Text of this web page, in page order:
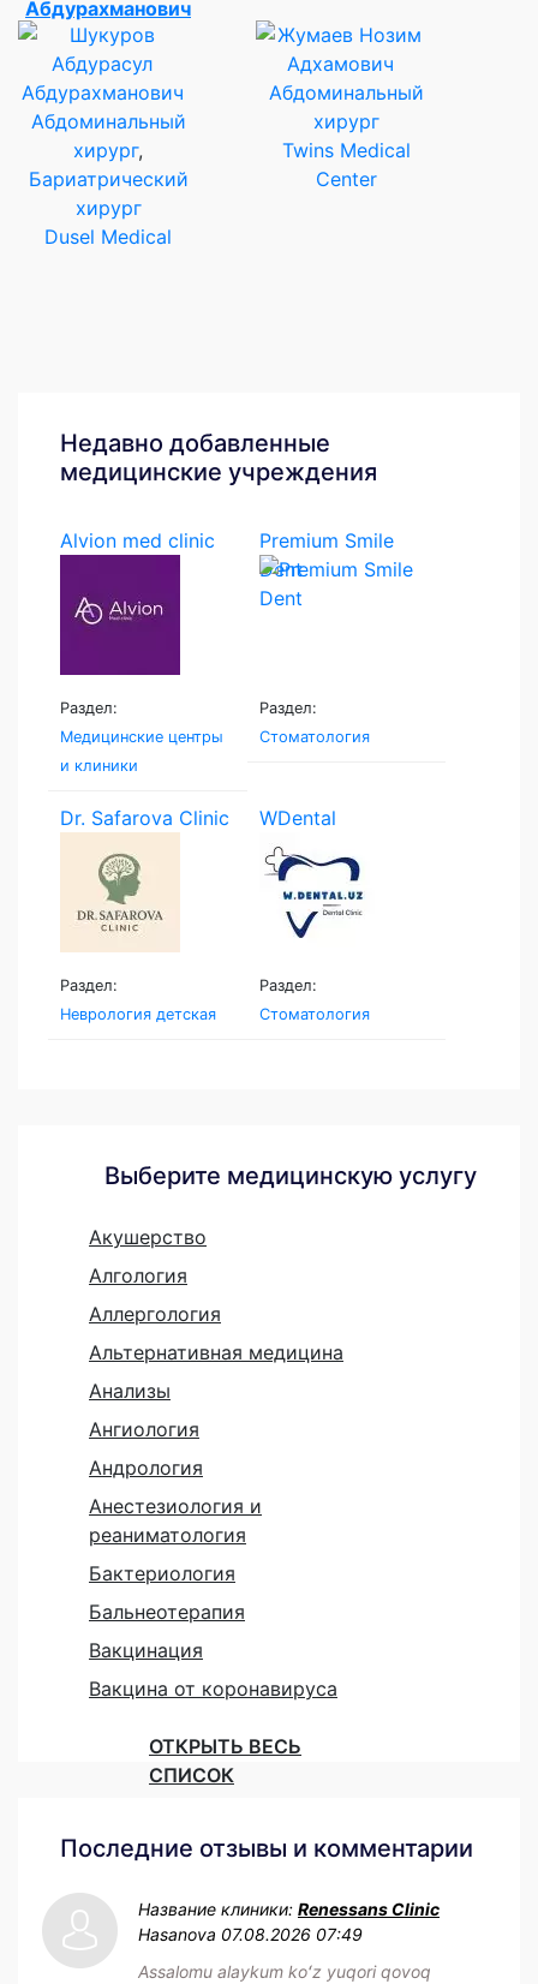
Абдурахманович
Абдоминальный
хирург,
Бариатрический
хирург
Dusel Medical
Абдоминальный
хирург
Twins Medical
Center
Недавно добавленные
медицинские учреждения
Alvion med clinic
Раздел:
Медицинские центры
и клиники
Premium Smile
Dent
Раздел:
Стоматология
Dr. Safarova Clinic
Раздел:
Неврология детская
WDental
Раздел:
Стоматология
Выберите медицинскую услугу
Акушерство
Алгология
Аллергология
Альтернативная медицина
Анализы
Ангиология
Андрология
Анестезиология и
реаниматология
Бактериология
Бальнеотерапия
Вакцинация
Вакцина от коронавируса
ОТКРЫТЬ ВЕСЬ
СПИСОК
Последние отзывы и комментарии
Название клиники: Renessans Clinic
Hasanova 07.08.2026 07:49
Assalomu alaykum koʻz yuqori qovoq